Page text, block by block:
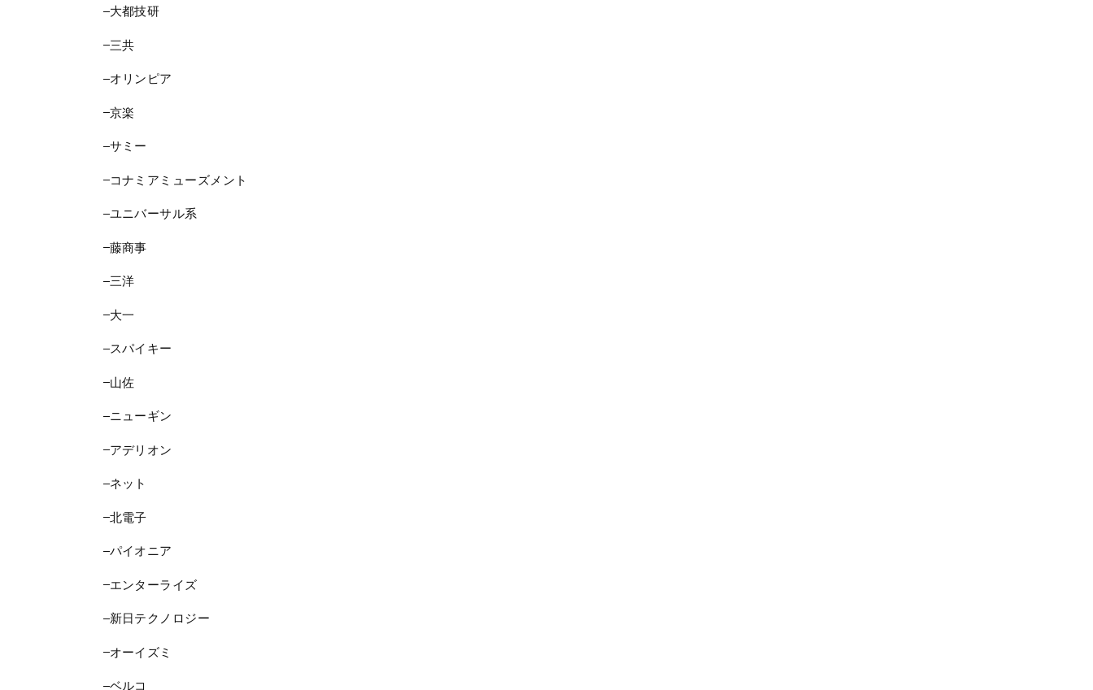
大都技研
三共
オリンピア
京楽
サミー
コナミアミューズメント
ユニバーサル系
藤商事
三洋
大一
スパイキー
山佐
ニューギン
アデリオン
ネット
北電子
パイオニア
エンターライズ
新日テクノロジー
オーイズミ
ベルコ